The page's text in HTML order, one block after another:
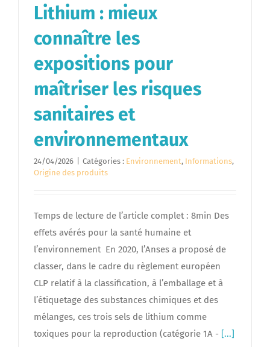
Lithium : mieux
connaître les
expositions pour
maîtriser les risques
sanitaires et
environnementaux
24/04/2026 Catégories : Environnement, Informations,
Origine des produits
Temps de lecture de l’article complet : 8min Des
effets avérés pour la santé humaine et
l’environnement En 2020, l’Anses a proposé de
classer, dans le cadre du règlement européen
CLP relatif à la classification, à l’emballage et à
l’étiquetage des substances chimiques et des
mélanges, ces trois sels de lithium comme
toxiques pour la reproduction (catégorie 1A - [...]